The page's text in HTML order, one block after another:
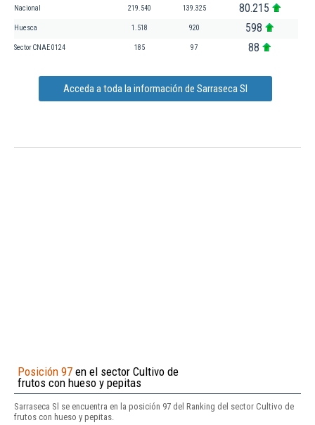
Nacional 219.540 139.325 80.215
Huesca 1.518 920 598
Sector CNAE 0124 185 97 88
Acceda a toda la información de Sarraseca Sl
Posición 97 en el sector Cultivo de
frutos con hueso y pepitas
Sarraseca Sl se encuentra en la posición 97 del Ranking del sector Cultivo de
frutos con hueso y pepitas.